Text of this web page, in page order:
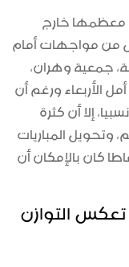
معظمها خارج
من مواجهات أمام
جمعية وهران،
الأربعاء ورغم أن
إلا أن كثرة
وتحويل المباريات
كان بالإمكان أن
التوازن